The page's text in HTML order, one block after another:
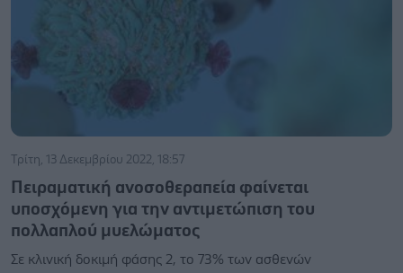
Τρίτη, 13 Δεκεμβρίου 2022, 18:57
Πειραματική ανοσοθεραπεία φαίνεται
υποσχόμενη για την αντιμετώπιση του
πολλαπλού μυελώματος
Σε κλινική δοκιμή φάσης 2, το 73% των ασθενών